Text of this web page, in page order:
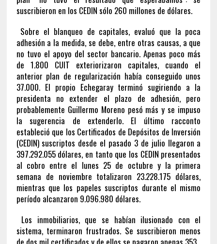
suscribieron en los CEDIN sólo 260 millones de dólares.
Sobre el blanqueo de capitales, evaluó que la poca
adhesión a la medida, se debe, entre otras causas, a que
no tuvo el apoyo del sector bancario. Apenas poco más
de 1.800 CUIT exteriorizaron capitales, cuando el
anterior plan de regularización había conseguido unos
37.000. El propio Echegaray terminó sugiriendo a la
presidenta no extender el plazo de adhesión, pero
probablemente Guillermo Moreno pesó más y se impuso
la sugerencia de extenderlo. El último racconto
estableció que los Certificados de Depósitos de Inversión
(CEDIN) suscriptos desde el pasado 3 de julio llegaron a
397.292.055 dólares, en tanto que los CEDIN presentados
al cobro entre el lunes 25 de octubre y la primera
semana de noviembre totalizaron 23.228.175 dólares,
mientras que los papeles suscriptos durante el mismo
período alcanzaron 9.096.980 dólares.
Los inmobiliarios, que se habían ilusionado con el
sistema, terminaron frustrados. Se suscribieron menos